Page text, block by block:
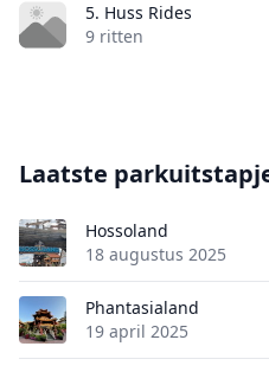
5. Huss Rides
9 ritten
Laatste
Hossoland
18 augustus 2025
Phantasialand
19 april 2025